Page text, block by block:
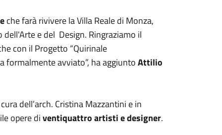
che farà rivivere la Villa Reale di Monza,
e del Design. Ringraziamo il
con il Progetto “Quirinale
formalmente avviato”, ha aggiuntoAttilio
dell’arch. Cristina Mazzantini e in
opere diventiquattro artisti e designer.